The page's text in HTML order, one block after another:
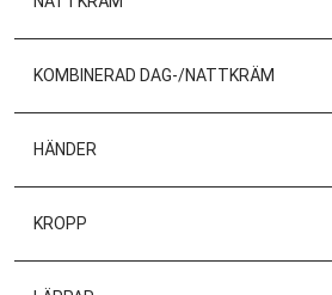
KOMBINERAD DAG-/NATTKRÄM
HÄNDER
KROPP